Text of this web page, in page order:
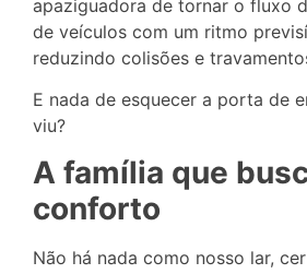
apaziguadora de tornar o fluxo
de veículos com um ritmo
reduzindo colisões e
E nada de esquecer a porta de
viu?
A família que
conforto
Não há nada como nosso lar,